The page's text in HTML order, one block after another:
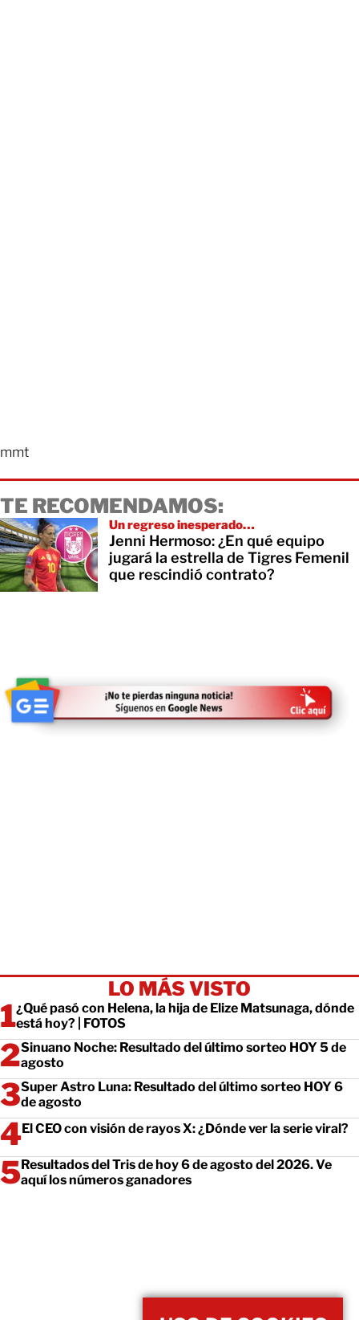
mmt
TE RECOMENDAMOS:
Un regreso inesperado…
Jenni Hermoso: ¿En qué equipo
jugará la estrella de Tigres Femenil
que rescindió contrato?
LO MÁS VISTO
¿Qué pasó con Helena, la hija de Elize Matsunaga, dónde
está hoy? | FOTOS
Sinuano Noche: Resultado del último sorteo HOY 5 de
agosto
Super Astro Luna: Resultado del último sorteo HOY 6
de agosto
El CEO con visión de rayos X: ¿Dónde ver la serie viral?
Resultados del Tris de hoy 6 de agosto del 2026. Ve
aquí los números ganadores